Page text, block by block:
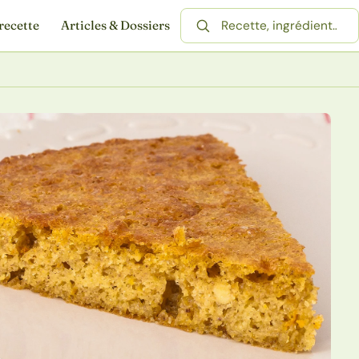
Articles & Dossiers
Rechercher une recette